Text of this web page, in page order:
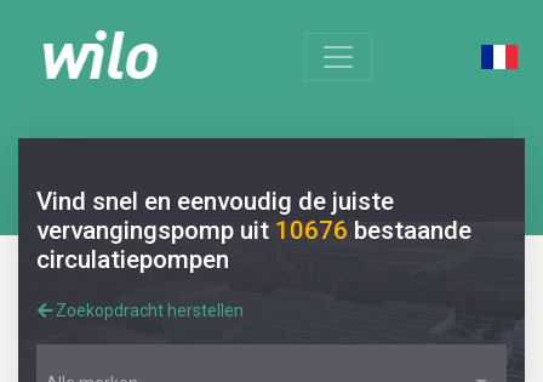
Vind snel en eenvoudig de juiste
vervangingspomp uit 10676 bestaande
circulatiepompen
Zoekopdracht herstellen